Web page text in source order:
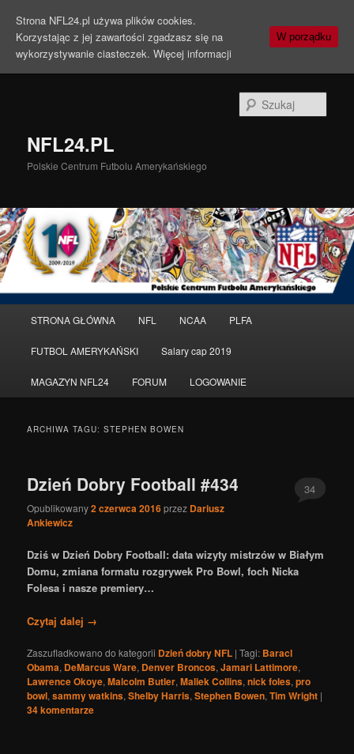
NFL24.PL
Polskie Centrum Futbolu Amerykańskiego
główne
Przeskocz
do
tekstu
Przeskocz
do
widgetów
STRONA GŁÓWNA NFL NCAA PLFA
FUTBOL AMERYKAŃSKI Salary cap 2019
MAGAZYN NFL24 FORUM LOGOWANIE
ARCHIWA TAGU:STEPHEN BOWEN
Dzień Dobry Football #434
Opublikowany2 czerwca 2016przez Dariusz
Ankiewicz
34
Dziś w Dzień Dobry Football: data wizyty mistrzów w Białym
Domu, zmiana formatu rozgrywek Pro Bowl, foch Nicka
Folesa i nasze premiery…
Czytaj dalej →
Zaszufladkowano do kategorii Dzień dobry NFL |Tagi: Baracl
Obama, DeMarcus Ware, Denver Broncos,Jamari Lattimore,
Lawrence Okoye,Malcolm Butler,Maliek Collins,nick foles,pro
bowl,sammy watkins,Shelby Harris,Stephen Bowen,Tim Wright |
34komentarze
Strona NFL24.pl używa plików cookies.
Korzystając z jej zawartości zgadzasz się na
wykorzystywanie ciasteczek. Więcej informacji
W porządku